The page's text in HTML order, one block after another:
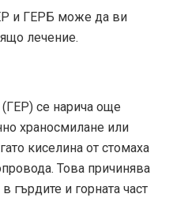
и ГЕРБ може да ви
лечение.
(ГЕР) се нарича още
храносмилане или
киселина от стомаха
Това причинява
гърдите и горната част